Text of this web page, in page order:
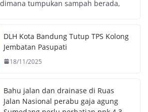
L
n
k
tumpukan sampah berada,
DLH Kota Bandung Tutup TPS Kolong
Jembatan Pasupati
18/11/2025
Bahu jalan dan drainase di Ruas
Jalan Nasional perabu gaja agung